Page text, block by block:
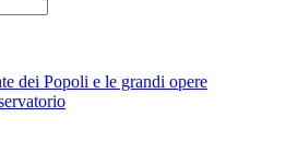
dei Popoli e le grandi opere